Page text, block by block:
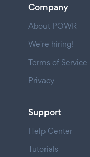
Company
About POWR
We're hiring!
Terms of Service
Privacy
Support
Help Center
Tutorials